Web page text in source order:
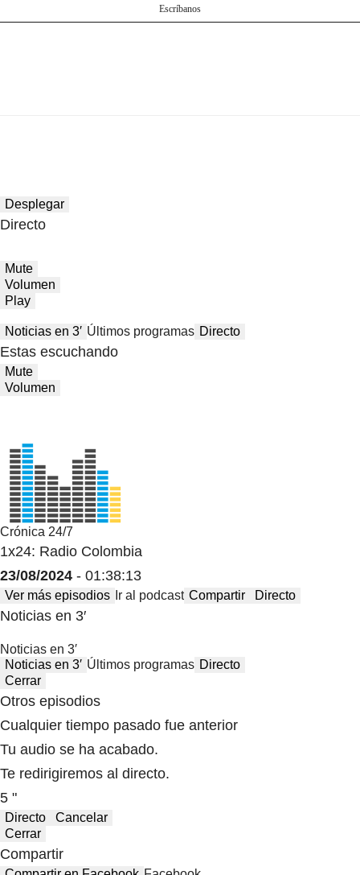
Escríbanos
Desplegar
Directo
Mute
Volumen
Play
Noticias en 3′ Últimos programas Directo
Estas escuchando
Mute
Volumen
Crónica 24/7
1x24: Radio Colombia
23/08/2024 - 01:38:13
Ver más episodios Ir al podcast Compartir Directo
Noticias en 3′
Noticias en 3′
Noticias en 3′ Últimos programas Directo
Cerrar
Otros episodios
Cualquier tiempo pasado fue anterior
Tu audio se ha acabado.
Te redirigiremos al directo.
5 "
Directo
Cancelar
Cerrar
Compartir